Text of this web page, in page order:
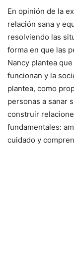
En opinión de la
relación sana y
resolviendo las
forma en que las
Nancy plantea
funcionan y la
plantea, como
personas a sanar
construir
fundamentales:
cuidado y